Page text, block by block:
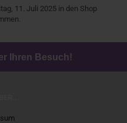
11. Juli 2025 in den Shop
Ihren Besuch!